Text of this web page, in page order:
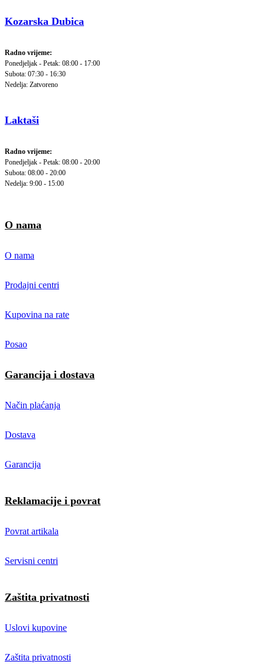
Kozarska Dubica
Radno vrijeme:
Ponedjeljak - Petak: 08:00 - 17:00
Subota: 07:30 - 16:30
Nedelja: Zatvoreno
Laktaši
Radno vrijeme:
Ponedjeljak - Petak: 08:00 - 20:00
Subota: 08:00 - 20:00
Nedelja: 9:00 - 15:00
O nama
O nama
Prodajni centri
Kupovina na rate
Posao
Garancija i dostava
Način plaćanja
Dostava
Garancija
Reklamacije i povrat
Povrat artikala
Servisni centri
Zaštita privatnosti
Uslovi kupovine
Zaštita privatnosti